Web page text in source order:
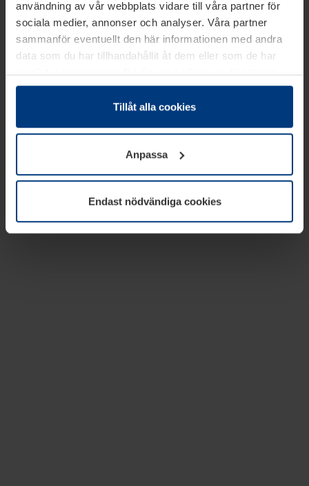
användning av vår webbplats vidare till våra partner för
sociala medier, annonser och analyser. Våra partner
sammanför eventuellt den här informationen med andra
data som du har tillhandahållit åt dem eller som de har
samlat in inom ramen för din användning av tjänsterna.
Juridiskt kan vi lagra kakor på din enhet, om de är
absolut nödvändiga för driften av den här webbplatsen.
godkännande kan du när som helst ändra eller återkalla i
informationen om kakor underDataskyddsförklaring
vår webbplats.
Tillåt alla cookies
Anpassa
Endast nödvändiga cookies